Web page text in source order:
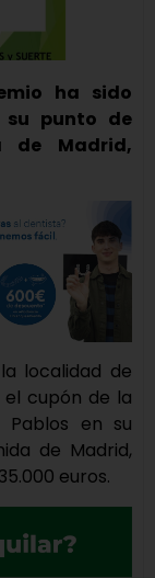
ha sido
su punto de
de Madrid,
localidad de
el cupón de la
Pablos en su
de Madrid,
euros.